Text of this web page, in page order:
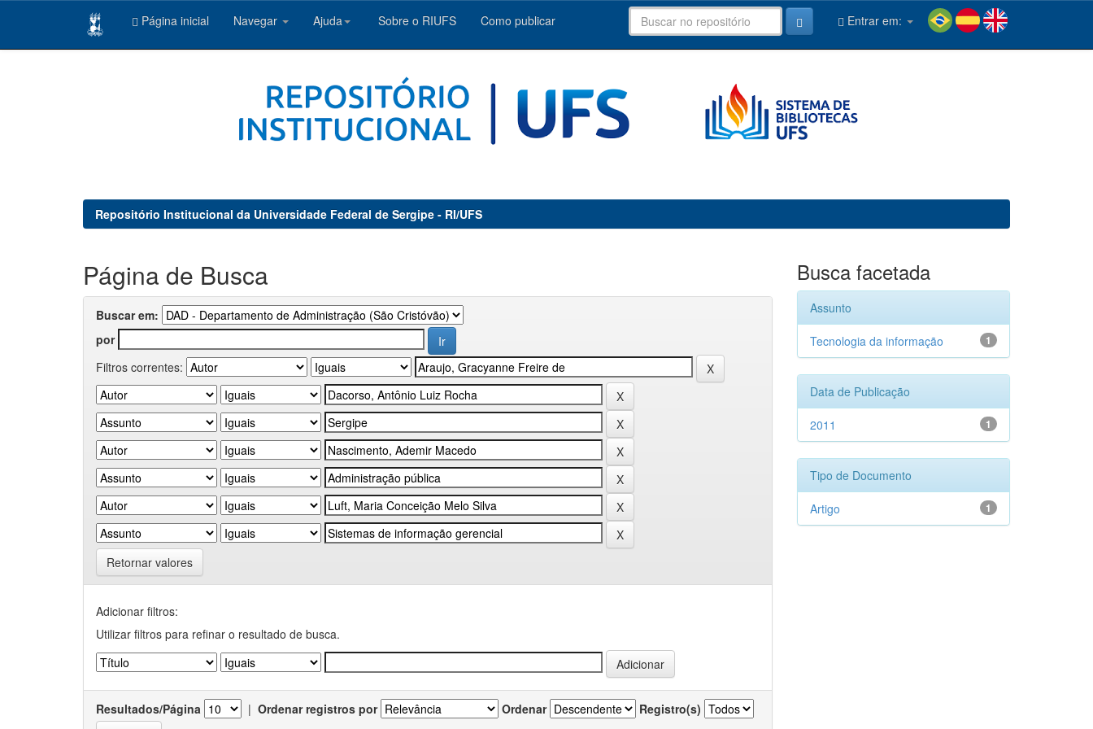
Página inicial Navegar Ajuda Sobre o RIUFS Como publicar Entrar em:
Repositório Institucional da Universidade Federal de Sergipe - RI/UFS
Página de Busca
Buscar em:
por
Filtros correntes:
Retornar valores
Adicionar filtros:
Utilizar filtros para refinar o resultado de busca.
Resultados/Página | Ordenar registros por Ordenar Registro(s)
Busca facetada
Assunto
1
Tecnologia da informação
Data de Publicação
1
2011
Tipo de Documento
1
Artigo